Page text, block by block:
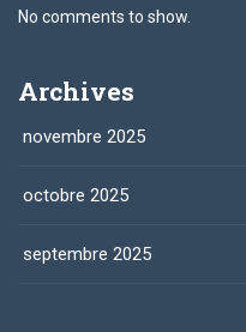
No comments to show.
Archives
novembre 2025
octobre 2025
septembre 2025